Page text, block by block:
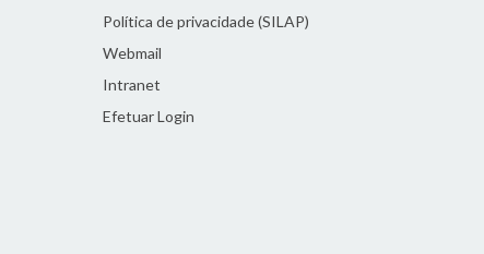
Política de privacidade (SILAP)
Webmail
Intranet
Efetuar Login